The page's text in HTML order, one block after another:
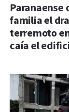
Paranaense
familia el
terremoto
caía el